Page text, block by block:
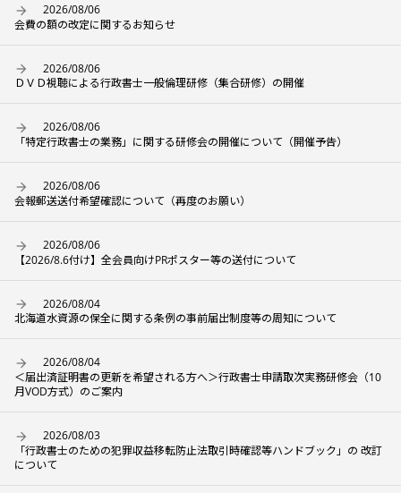
2026/08/06
会費の額の改定に関するお知らせ
2026/08/06
ＤＶＤ視聴による行政書士一般倫理研修（集合研修）の開催
2026/08/06
「特定行政書士の業務」に関する研修会の開催について（開催予告）
2026/08/06
会報郵送送付希望確認について（再度のお願い）
2026/08/06
【2026/8.6付け】全会員向けPRポスター等の送付について
2026/08/04
北海道水資源の保全に関する条例の事前届出制度等の周知について
2026/08/04
＜届出済証明書の更新を希望される方へ＞行政書士申請取次実務研修会（10
月VOD方式）のご案内
2026/08/03
「行政書士のための犯罪収益移転防止法取引時確認等ハンドブック」の 改訂
について